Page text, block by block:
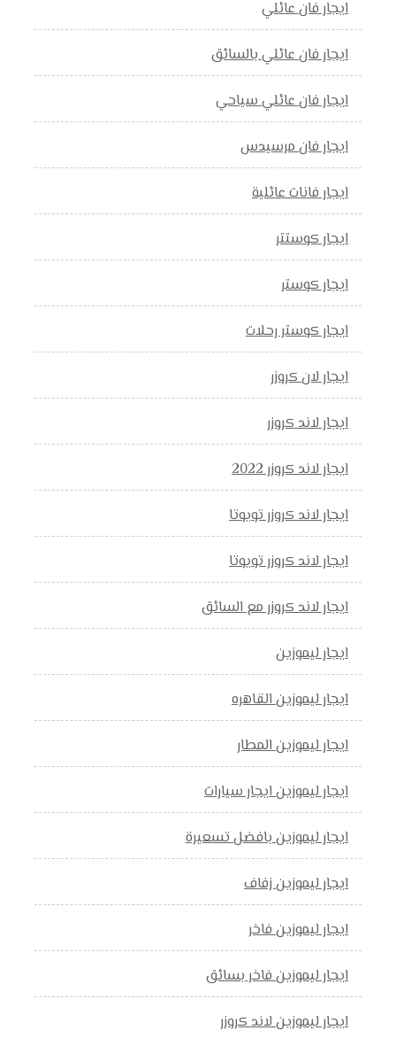
ايجار فان عائلي
ايجار فان عائلي بالسائق
ايجار فان عائلي سياحي
ايجار فان مرسيدس
ايجار فانات عائلية
ايجار كوستتر
ايجار كوستر
ايجار كوستر رحلات
ايجار لان كروزر
ايجار لاند كروزر
ايجار لاند كروزر 2022
ايجار لاند كروزر تويوتا
ايجار لاند كروزر تويوتا
ايجار لاند كروزر مع السائق
ايجار ليموزين
ايجار ليموزين القاهره
ايجار ليموزين المطار
ايجار ليموزين ايجار سيارات
ايجار ليموزين بافضل تسعيرة
ايجار ليموزين زفاف
ايجار ليموزين فاخر
ايجار ليموزين فاخر بسائق
ايجار ليموزين لاند كروزر